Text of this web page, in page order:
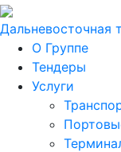
Дальневосточная
О Группе
Тендеры
Услуги